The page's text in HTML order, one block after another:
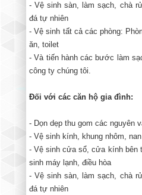
- Vệ sinh sàn, làm sạch, chà
đá tự nhiên
- Vệ sinh tất cả các phòng:
ăn, toilet
- Và tiến hành các bước làm
công ty chúng tôi.
Đối với các căn hộ gia đình:
- Dọn dẹp thu gom các nguyên
- Vệ sinh kính, khung nhôm,
- Vệ sinh cửa sổ, cửa kính bên
sinh máy lạnh, điều hòa
- Vệ sinh sàn, làm sạch, chà
đá tự nhiên